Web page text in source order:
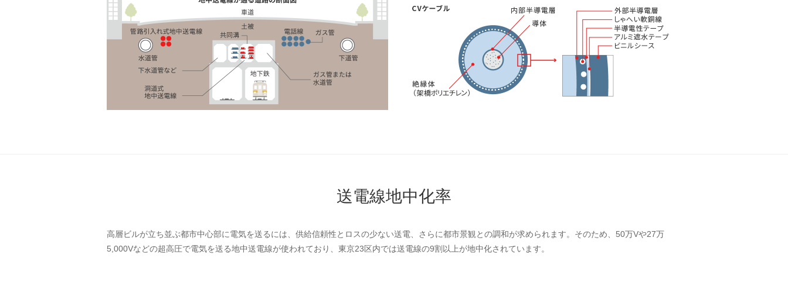
送電線地中化率
高層ビルが立ち並ぶ都市中心部に電気を送るには、供給信頼性とロスの少ない送電、さらに都市景観との調和が求められます。そのため、50万Vや27万
5,000Vなどの超高圧で電気を送る地中送電線が使われており、東京23区内では送電線の9割以上が地中化されています。